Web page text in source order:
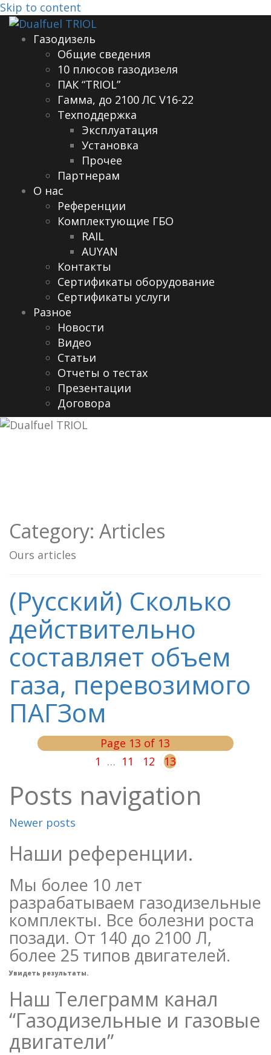
Skip to content
Газодизель
Общие сведения
10 плюсов газодизеля
ПАК “TRIOL”
Гамма, до 2100 ЛС V16-22
Техподдержка
Эксплуатация
Установка
Прочее
Партнерам
О нас
Референции
Комплектующие ГБО
RAIL
AUYAN
Контакты
Сертификаты оборудование
Сертификаты услуги
Разное
Новости
Видео
Cтатьи
Отчеты о тестах
Презентации
Договора
Category: Articles
Ours articles
(Русский) Сколько
действительно
составляет объем
газа, перевозимого
ПАГЗом
Page 13 of 13
1 … 11 12 13
Posts navigation
Newer posts
Наши референции.
Мы более 10 лет
разрабатываем газодизельные
комплекты. Все болезни роста
позади. От 140 до 2100 Л,
более 25 типов двигателей.
Увидеть результаты.
Наш Телеграмм канал
“Газодизельные и газовые
двигатели”